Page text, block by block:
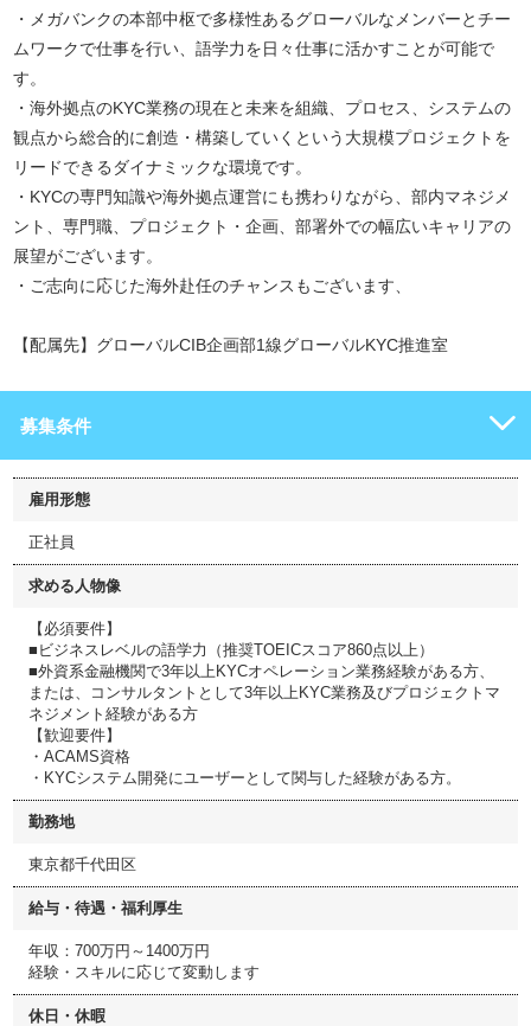
・メガバンクの本部中枢で多様性あるグローバルなメンバーとチー
ムワークで仕事を行い、語学力を日々仕事に活かすことが可能で
す。
・海外拠点のKYC業務の現在と未来を組織、プロセス、システムの
観点から総合的に創造・構築していくという大規模プロジェクトを
リードできるダイナミックな環境です。
・KYCの専門知識や海外拠点運営にも携わりながら、部内マネジメ
ント、専門職、プロジェクト・企画、部署外での幅広いキャリアの
展望がございます。
・ご志向に応じた海外赴任のチャンスもございます、
【配属先】グローバルCIB企画部1線グローバルKYC推進室
募集条件
雇用形態
正社員
求める人物像
【必須要件】
■ビジネスレベルの語学力（推奨TOEICスコア860点以上）
■外資系金融機関で3年以上KYCオペレーション業務経験がある方、
または、コンサルタントとして3年以上KYC業務及びプロジェクトマ
ネジメント経験がある方
【歓迎要件】
・ACAMS資格
・KYCシステム開発にユーザーとして関与した経験がある方。
勤務地
東京都千代田区
給与・待遇・福利厚生
年収：700万円～1400万円
経験・スキルに応じて変動します
休日・休暇